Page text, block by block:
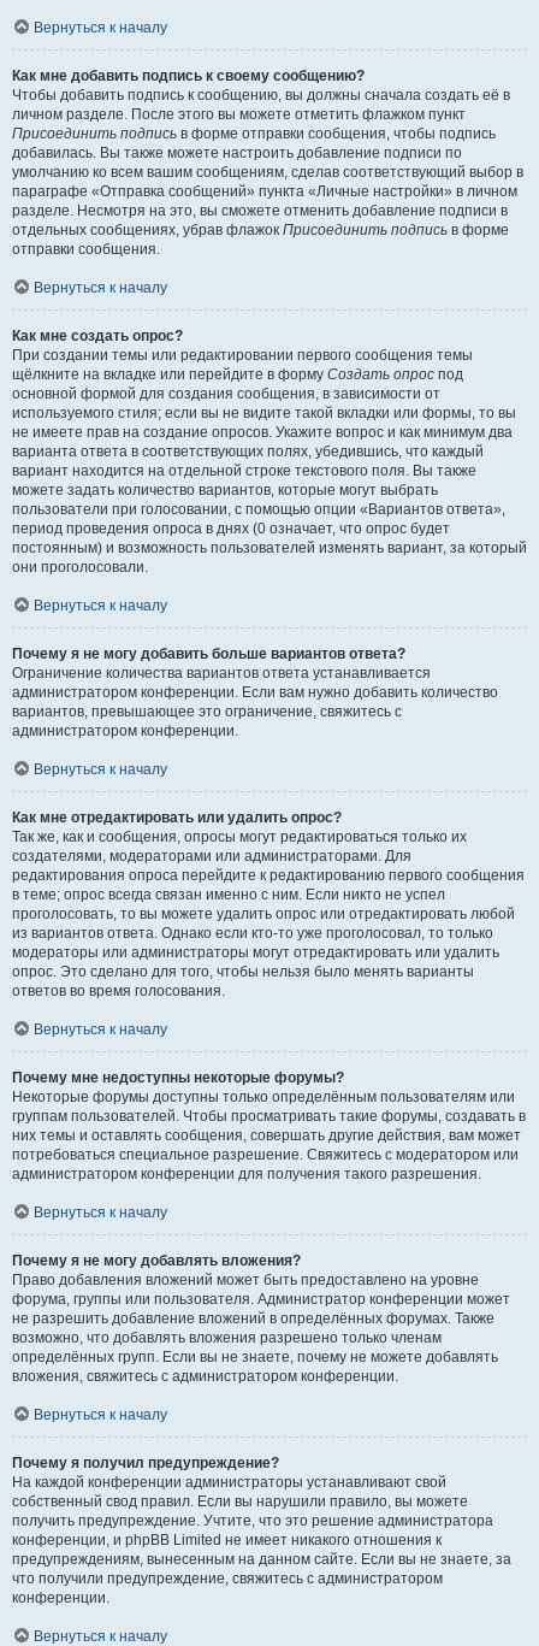
Вернуться к началу
Как мне добавить подпись к своему сообщению?
Чтобы добавить подпись к сообщению, вы должны сначала создать её в
личном разделе. После этого вы можете отметить флажком пункт
Присоединить подпись в форме отправки сообщения, чтобы подпись
добавилась. Вы также можете настроить добавление подписи по
умолчанию ко всем вашим сообщениям, сделав соответствующий выбор в
параграфе «Отправка сообщений» пункта «Личные настройки» в личном
разделе. Несмотря на это, вы сможете отменить добавление подписи в
отдельных сообщениях, убрав флажок Присоединить подпись в форме
отправки сообщения.
Вернуться к началу
Как мне создать опрос?
При создании темы или редактировании первого сообщения темы
щёлкните на вкладке или перейдите в форму Создать опрос под
основной формой для создания сообщения, в зависимости от
используемого стиля; если вы не видите такой вкладки или формы, то вы
не имеете прав на создание опросов. Укажите вопрос и как минимум два
варианта ответа в соответствующих полях, убедившись, что каждый
вариант находится на отдельной строке текстового поля. Вы также
можете задать количество вариантов, которые могут выбрать
пользователи при голосовании, с помощью опции «Вариантов ответа»,
период проведения опроса в днях (0 означает, что опрос будет
постоянным) и возможность пользователей изменять вариант, за который
они проголосовали.
Вернуться к началу
Почему я не могу добавить больше вариантов ответа?
Ограничение количества вариантов ответа устанавливается
администратором конференции. Если вам нужно добавить количество
вариантов, превышающее это ограничение, свяжитесь с
администратором конференции.
Вернуться к началу
Как мне отредактировать или удалить опрос?
Так же, как и сообщения, опросы могут редактироваться только их
создателями, модераторами или администраторами. Для
редактирования опроса перейдите к редактированию первого сообщения
в теме; опрос всегда связан именно с ним. Если никто не успел
проголосовать, то вы можете удалить опрос или отредактировать любой
из вариантов ответа. Однако если кто-то уже проголосовал, то только
модераторы или администраторы могут отредактировать или удалить
опрос. Это сделано для того, чтобы нельзя было менять варианты
ответов во время голосования.
Вернуться к началу
Почему мне недоступны некоторые форумы?
Некоторые форумы доступны только определённым пользователям или
группам пользователей. Чтобы просматривать такие форумы, создавать в
них темы и оставлять сообщения, совершать другие действия, вам может
потребоваться специальное разрешение. Свяжитесь с модератором или
администратором конференции для получения такого разрешения.
Вернуться к началу
Почему я не могу добавлять вложения?
Право добавления вложений может быть предоставлено на уровне
форума, группы или пользователя. Администратор конференции может
не разрешить добавление вложений в определённых форумах. Также
возможно, что добавлять вложения разрешено только членам
определённых групп. Если вы не знаете, почему не можете добавлять
вложения, свяжитесь с администратором конференции.
Вернуться к началу
Почему я получил предупреждение?
На каждой конференции администраторы устанавливают свой
собственный свод правил. Если вы нарушили правило, вы можете
получить предупреждение. Учтите, что это решение администратора
конференции, и phpBB Limited не имеет никакого отношения к
предупреждениям, вынесенным на данном сайте. Если вы не знаете, за
что получили предупреждение, свяжитесь с администратором
конференции.
Вернуться к началу